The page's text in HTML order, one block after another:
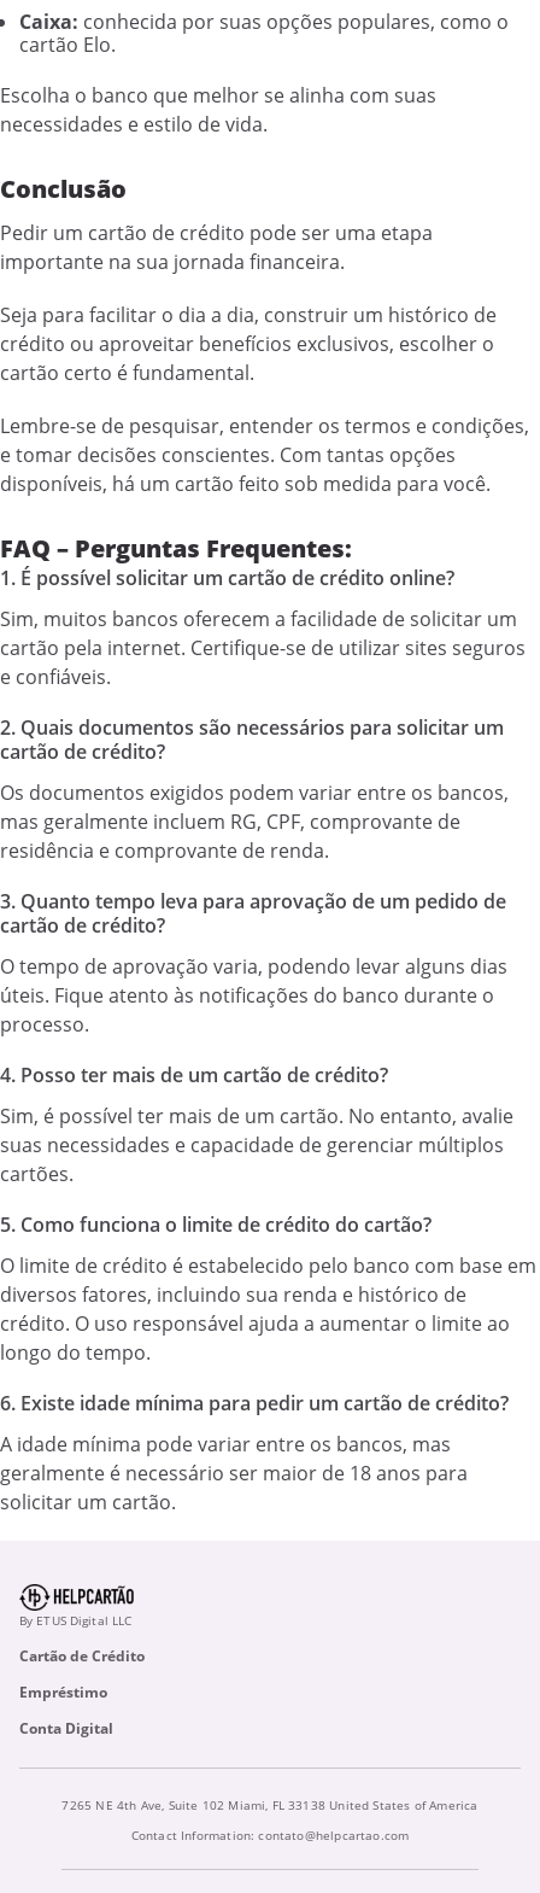
Caixa: conhecida por suas opções populares, como o
cartão Elo.
Escolha o banco que melhor se alinha com suas
necessidades e estilo de vida.
Conclusão
Pedir um cartão de crédito pode ser uma etapa
importante na sua jornada financeira.
Seja para facilitar o dia a dia, construir um histórico de
crédito ou aproveitar benefícios exclusivos, escolher o
cartão certo é fundamental.
Lembre-se de pesquisar, entender os termos e condições,
e tomar decisões conscientes. Com tantas opções
disponíveis, há um cartão feito sob medida para você.
FAQ – Perguntas Frequentes:
1. É possível solicitar um cartão de crédito online?
Sim, muitos bancos oferecem a facilidade de solicitar um
cartão pela internet. Certifique-se de utilizar sites seguros
e confiáveis.
2. Quais documentos são necessários para solicitar um
cartão de crédito?
Os documentos exigidos podem variar entre os bancos,
mas geralmente incluem RG, CPF, comprovante de
residência e comprovante de renda.
3. Quanto tempo leva para aprovação de um pedido de
cartão de crédito?
O tempo de aprovação varia, podendo levar alguns dias
úteis. Fique atento às notificações do banco durante o
processo.
4. Posso ter mais de um cartão de crédito?
Sim, é possível ter mais de um cartão. No entanto, avalie
suas necessidades e capacidade de gerenciar múltiplos
cartões.
5. Como funciona o limite de crédito do cartão?
O limite de crédito é estabelecido pelo banco com base em
diversos fatores, incluindo sua renda e histórico de
crédito. O uso responsável ajuda a aumentar o limite ao
longo do tempo.
6. Existe idade mínima para pedir um cartão de crédito?
A idade mínima pode variar entre os bancos, mas
geralmente é necessário ser maior de 18 anos para
solicitar um cartão.
By ETUS Digital LLC
Cartão de Crédito
Empréstimo
Conta Digital
7265 NE 4th Ave, Suite 102 Miami, FL 33138 United States of America
Contact Information:contato@helpcartao.com